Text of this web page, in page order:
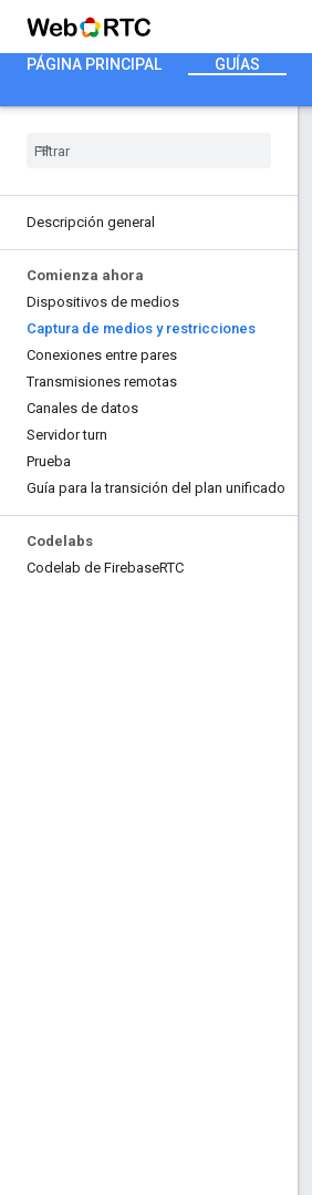
PÁGINA PRINCIPAL GUÍAS
Descripción general
Comienza ahora
Dispositivos de medios
Captura de medios y restricciones
Conexiones entre pares
Transmisiones remotas
Canales de datos
Servidor turn
Prueba
Guía para la transición del plan unificado
Codelabs
Codelab de FirebaseRTC